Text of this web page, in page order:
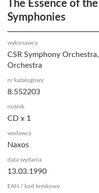
The Essence of
Symphonies
wykonawcy
CSR Symphony
Orchestra
nr katalogowy
8.552203
nośnik
CD x 1
wydawca
Naxos
data wydania
13.03.1990
EAN / kod kreskowy